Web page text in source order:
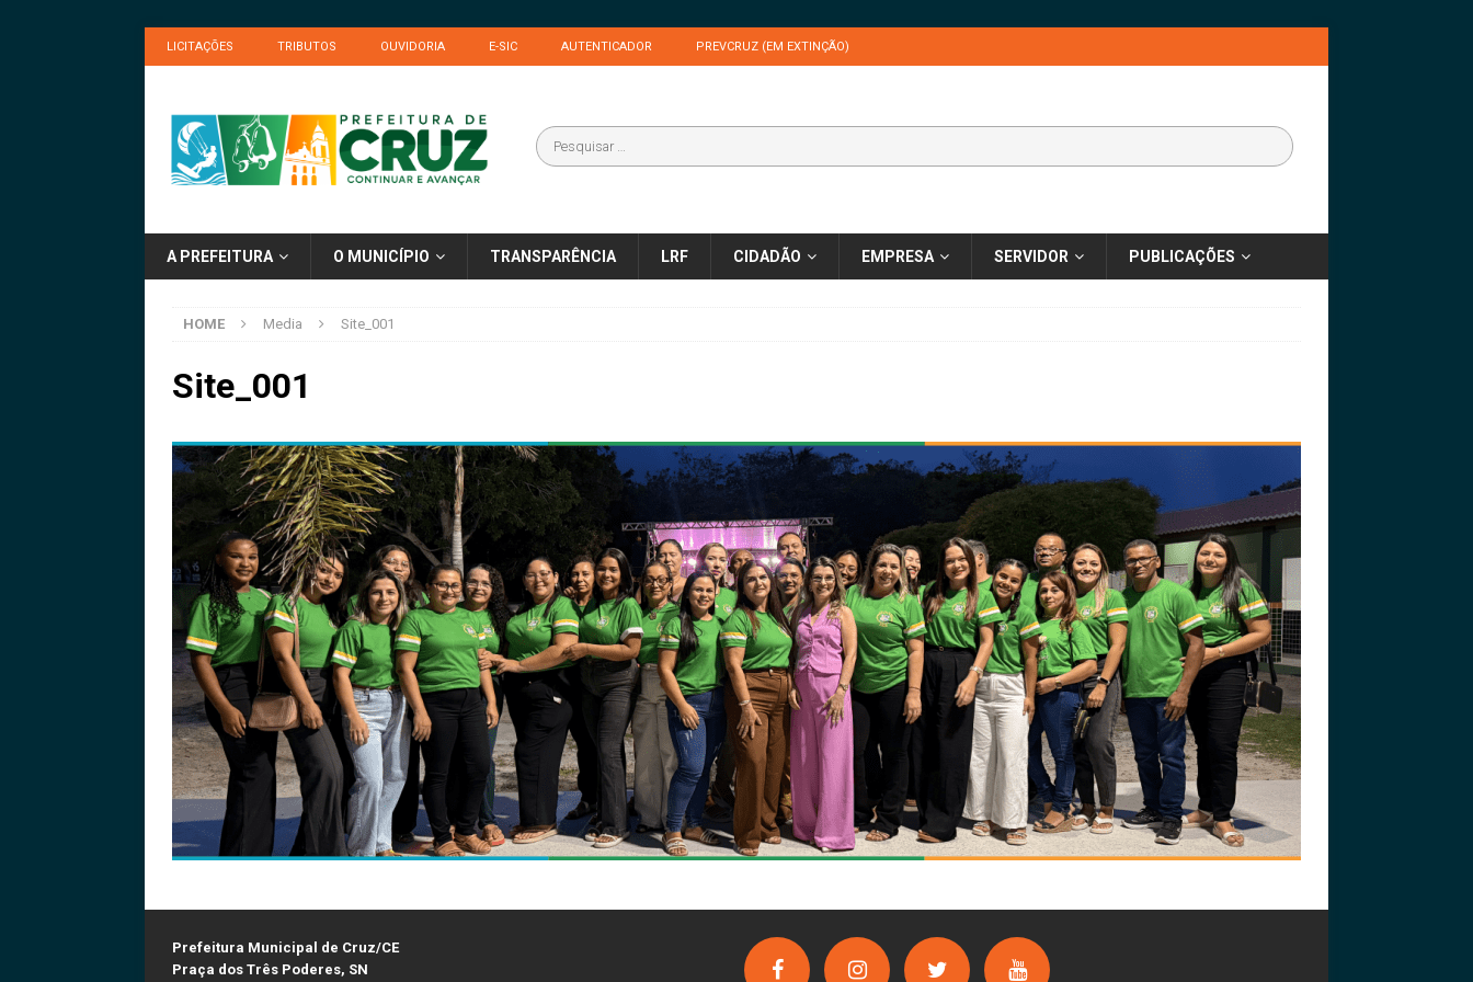
LICITAÇÕES TRIBUTOS OUVIDORIA E-SIC AUTENTICADOR PREVCRUZ (EM EXTINÇÃO)
A PREFEITURA O MUNICÍPIO TRANSPARÊNCIA LRF CIDADÃO EMPRESA SERVIDOR PUBLICAÇÕES
HOME Media Site_001
Site_001
Prefeitura Municipal de Cruz/CE
Praça dos Três Poderes, SN